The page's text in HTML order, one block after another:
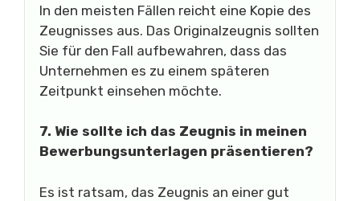
In den meisten Fällen reicht eine Kopie des
Zeugnisses aus. Das Originalzeugnis sollten
Sie für den Fall aufbewahren, dass das
Unternehmen es zu einem späteren
Zeitpunkt einsehen möchte.
7. Wie sollte ich das Zeugnis in meinen
Bewerbungsunterlagen präsentieren?
Es ist ratsam, das Zeugnis an einer gut